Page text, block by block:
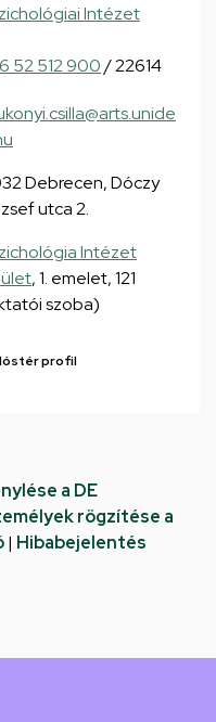
Intézet
52 512 900/ 22614
Debrecen, Dóczy
utca 2.
Intézet
, 1. emelet, 121
szoba)
profil
a DE
rögzítése a
| Hibabejelentés